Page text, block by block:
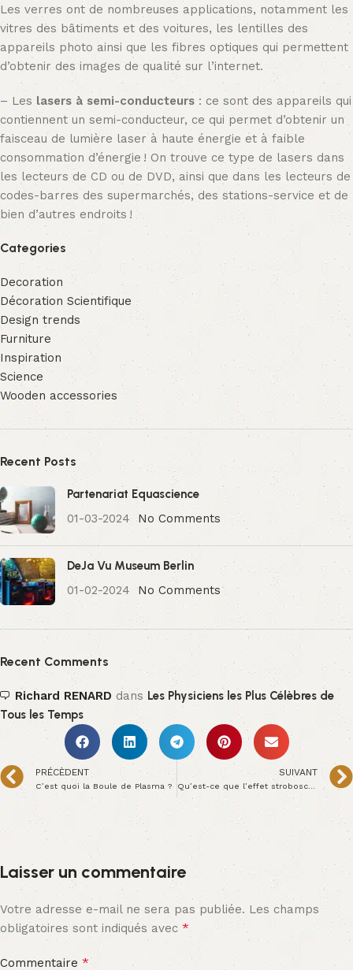
Les verres ont de nombreuses applications, notamment les
vitres des bâtiments et des voitures, les lentilles des
appareils photo ainsi que les fibres optiques qui permettent
d’obtenir des images de qualité sur l’internet.
– Leslasers à semi-conducteurs : ce sont des appareils qui
contiennent un semi-conducteur, ce qui permet d’obtenir un
faisceau de lumière laser à haute énergie et à faible
consommation d’énergie ! On trouve ce type de lasers dans
les lecteurs de CD ou de DVD, ainsi que dans les lecteurs de
codes-barres des supermarchés, des stations-service et de
bien d’autres endroits !
Categories
Decoration
Décoration Scientifique
Design trends
Furniture
Inspiration
Science
Wooden accessories
Recent Posts
Partenariat Equascience
01-03-2024
No Comments
DeJa Vu Museum Berlin
01-02-2024
No Comments
Recent Comments
Richard RENARD dans Les Physiciens les Plus Célèbres de
Tous les Temps
PRÉCÈDENT
C’est quoi la Boule de Plasma ?
SUIVANT
Qu’est-ce que l’effet stroboscopique ?
Laisser un commentaire
Votre adresse e-mail ne sera pas publiée. Les champs
obligatoires sont indiqués avec *
Commentaire *